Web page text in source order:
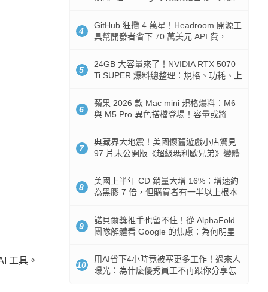
工具。
4
GitHub 狂攬 4 萬星！Headroom 開源工
具幫開發者省下 70 萬美元 API 費，
5
24GB 大容量來了！NVIDIA RTX 5070
Ti SUPER 爆料總整理：規格、功耗、上
6
蘋果 2026 款 Mac mini 規格爆料：M6
與 M5 Pro 異色搭檔登場！容量或將
7
典藏界大地震！美國懷舊遊戲小店驚見
97 片未公開版《超級瑪利歐兄弟》變體
8
美國上半年 CD 銷量大增 16%：增速約
為黑膠 7 倍，但購買者有一半以上根本
9
諾貝爾獎推手也留不住！從 AlphaFold
團隊解體看 Google 的焦慮：為何明星
10
用AI省下4小時竟被塞更多工作！過來人
曝光：為什麼優秀員工不再跟你分享怎